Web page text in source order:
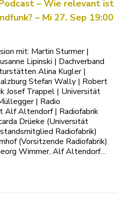
– Wie relevant ist
– Mi 27. Sep 19:00
mit: Martin Sturmer |
Lipinski | Dachverband
Alina Kugler |
Stefan Wally | Robert
Josef Trappel | Universität
| Radio
Alf Altendorf | Radiofabrik
Drüeke (Universität
Radiofabrik)
(Vorsitzende Radiofabrik)
Wimmer, Alf Altendorf…